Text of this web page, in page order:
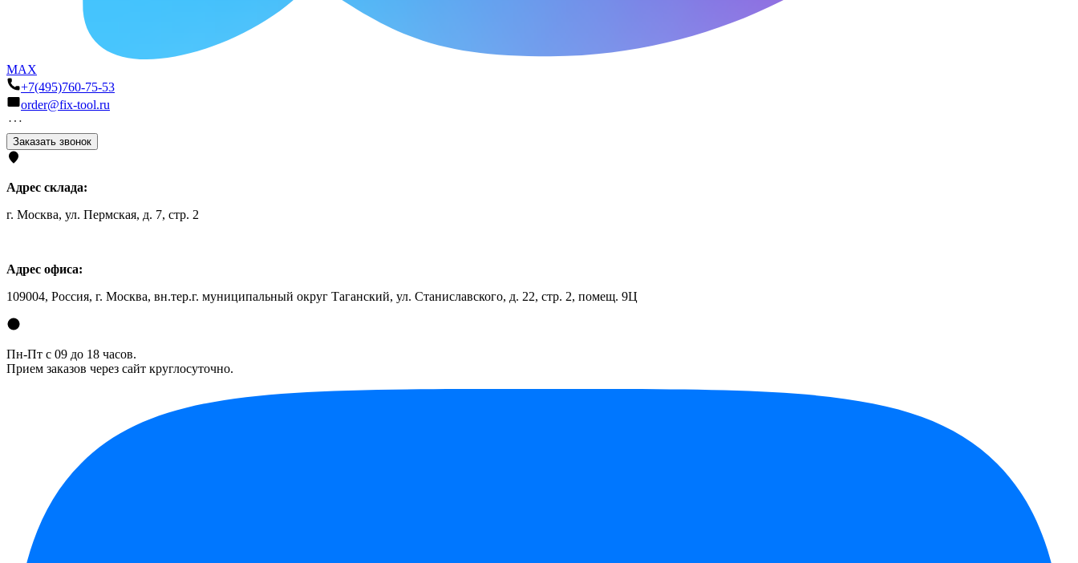
MAX
+7(495)760-75-53
order@fix-tool.ru
Заказать звонок
Адрес склада:
г. Москва, ул. Пермская, д. 7, стр. 2
Адрес офиса:
109004, Россия, г. Москва, вн.тер.г. муниципальный округ Таганский, ул. Станиславского, д. 22, стр. 2, помещ. 9Ц
Пн-Пт с 09 до 18 часов.
Прием заказов через сайт круглосуточно.